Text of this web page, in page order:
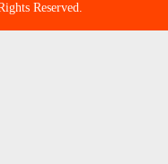
Reserved.